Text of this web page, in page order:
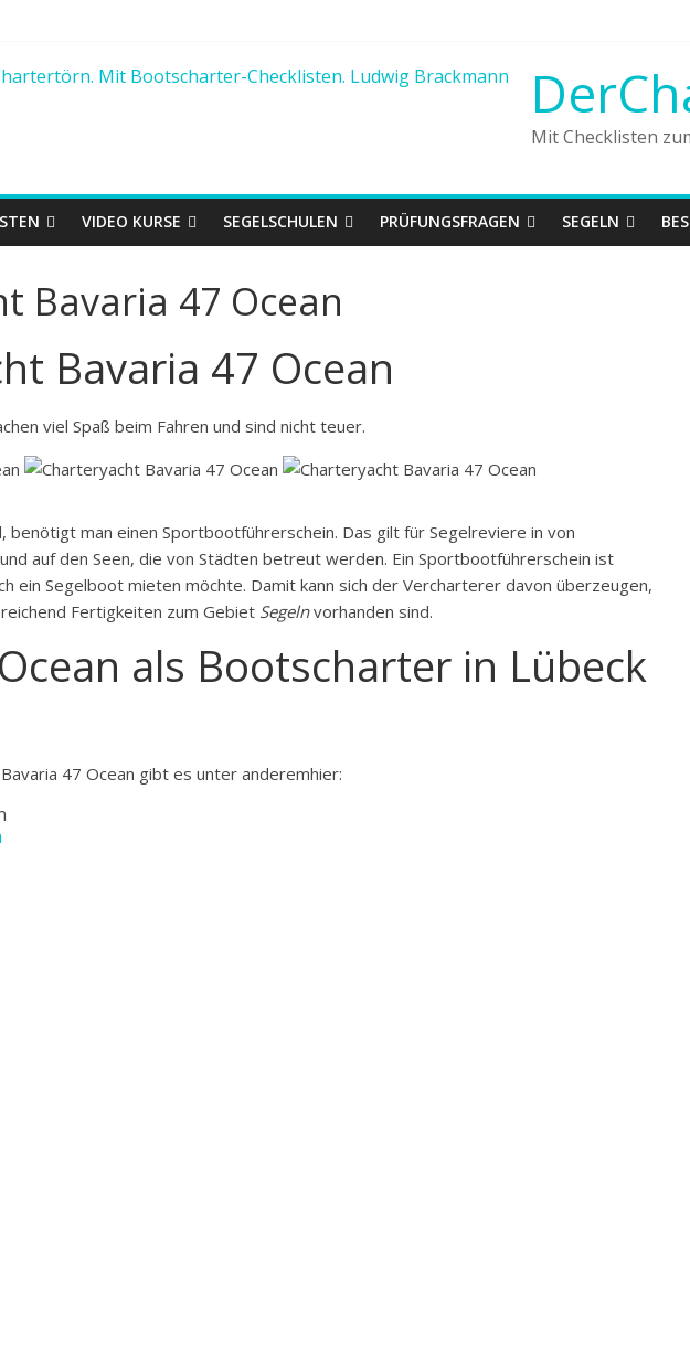
Mit Checklisten
VIDEO KURSE SEGELSCHULEN PRÜFUNGSFRAGEN SEGELN
Bavaria 47 Ocean
Bavaria 47 Ocean
viel Spaß beim Fahren und sind nicht teuer.
benötigt man einen Sportbootführerschein. Das gilt für Segelreviere in von
auf den Seen, die von Städten betreut werden. Ein Sportbootführerschein ist
ein Segelboot mieten möchte. Damit kann sich der Vercharterer davon überzeugen,
Fertigkeiten zum Gebiet Segelnvorhanden sind.
als Bootscharter in Lübeck
47 Ocean gibt es unter anderemhier: